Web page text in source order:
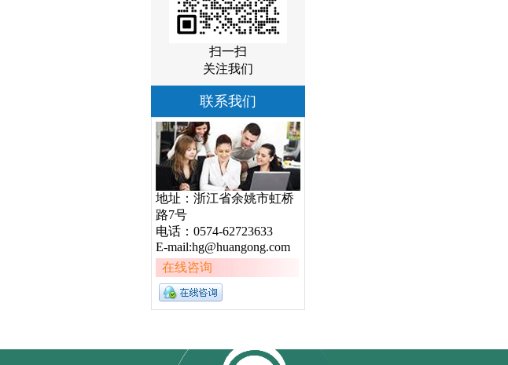
扫一扫
关注我们
联系我们
地址：浙江省余姚市虹桥
路7号
电话：0574-62723633
E-mail:hg@huangong.com
在线咨询